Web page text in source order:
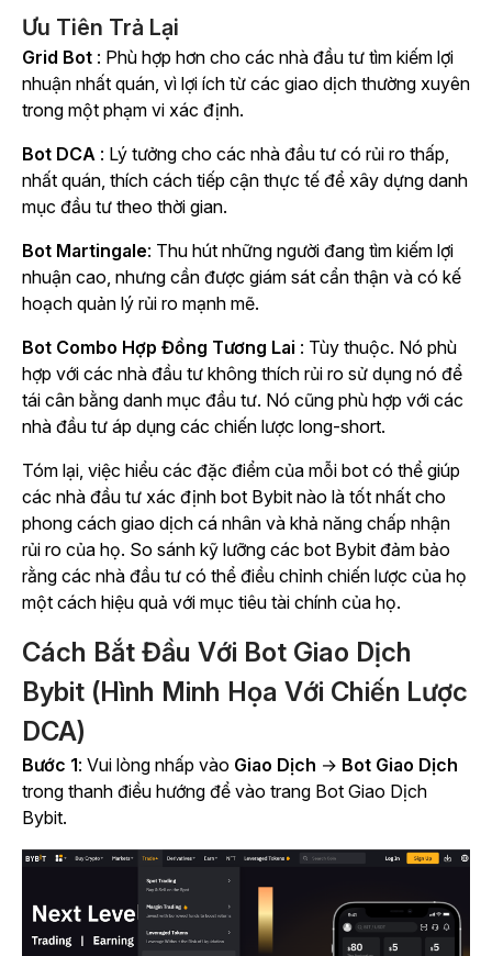
Ưu Tiên Trả Lại
Grid Bot : Phù hợp hơn cho các nhà đầu tư tìm kiếm lợi
nhuận nhất quán, vì lợi ích từ các giao dịch thường xuyên
trong một phạm vi xác định.
Bot DCA : Lý tưởng cho các nhà đầu tư có rủi ro thấp,
nhất quán, thích cách tiếp cận thực tế để xây dựng danh
mục đầu tư theo thời gian.
Bot Martingale: Thu hút những người đang tìm kiếm lợi
nhuận cao, nhưng cần được giám sát cẩn thận và có kế
hoạch quản lý rủi ro mạnh mẽ.
Bot Combo Hợp Đồng Tương Lai : Tùy thuộc. Nó phù
hợp với các nhà đầu tư không thích rủi ro sử dụng nó để
tái cân bằng danh mục đầu tư. Nó cũng phù hợp với các
nhà đầu tư áp dụng các chiến lược long-short.
Tóm lại, việc hiểu các đặc điểm của mỗi bot có thể giúp
các nhà đầu tư xác định bot Bybit nào là tốt nhất cho
phong cách giao dịch cá nhân và khả năng chấp nhận
rủi ro của họ. So sánh kỹ lưỡng các bot Bybit đảm bảo
rằng các nhà đầu tư có thể điều chỉnh chiến lược của họ
một cách hiệu quả với mục tiêu tài chính của họ.
Cách Bắt Đầu Với Bot Giao Dịch
Bybit (Hình Minh Họa Với Chiến Lược
DCA)
Bước 1: Vui lòng nhấp vào Giao Dịch → Bot Giao Dịch
trong thanh điều hướng để vào trang Bot Giao Dịch
Bybit.